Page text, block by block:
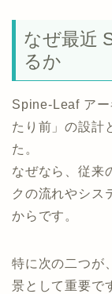
なぜ最近
るか
Spine-Leaf アー
たり前」の設計
た。
なぜなら、従来
クの流れやシス
からです。
特に次の二つが
景として重要で